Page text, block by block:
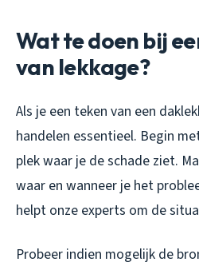
Wat te doen bij
van lekkage?
Als je een teken van een
handelen essentieel. Begin
plek waar je de schade ziet.
waar en wanneer je het
helpt onze experts om de
Probeer indien mogelijk de